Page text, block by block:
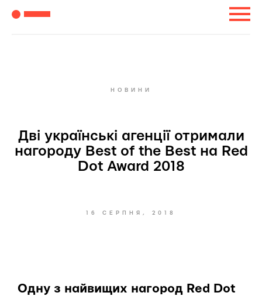
НОВИНИ
Дві українські агенції отримали
нагороду Best of the Best на Red
Dot Award 2018
16 СЕРПНЯ, 2018
Одну з найвищих нагород Red Dot